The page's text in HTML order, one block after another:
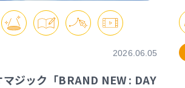
2026.06.05
ジック「BRAND NEW : DAY